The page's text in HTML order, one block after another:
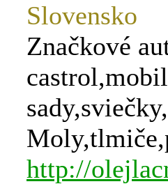
Slovensko
Značkové
http://